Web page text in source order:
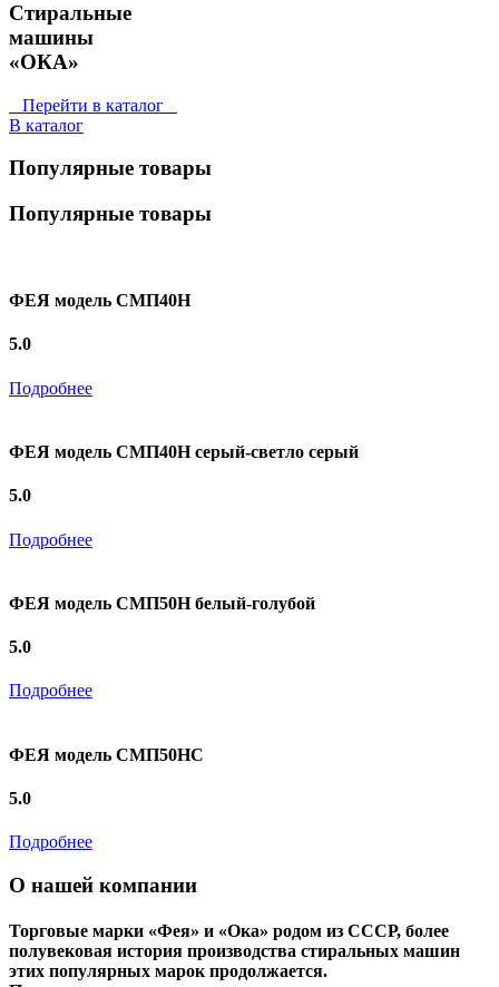
Стиральные
машины
«ОКА»
Перейти в каталог
В каталог
Популярные товары
Популярные товары
ФЕЯ модель СМП40Н
5.0
Подробнее
ФЕЯ модель СМП40Н серый-светло серый
5.0
Подробнее
ФЕЯ модель СМП50Н белый-голубой
5.0
Подробнее
ФЕЯ модель СМП50НС
5.0
Подробнее
О нашей компании
Торговые марки «Фея» и «Ока» родом из СССР, более
полувековая история производства стиральных машин
этих популярных марок продолжается.